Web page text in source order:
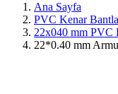
Ana Sayfa
PVC Kenar
22x040 mm PVC
22*0.40 mm